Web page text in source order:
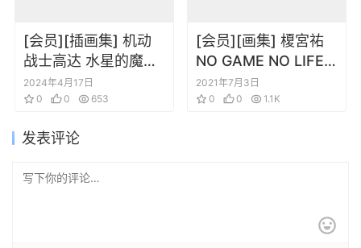
[会员][插画集] 机动
战士高达 水星的魔女
お疲れ様本
2024年4月17日
0
0 653
[会员][画集] 榎宮祐
NO GAME NO LIFE
游戏人生 插画集
2021年7月3日
0
0 1.1K
发表评论